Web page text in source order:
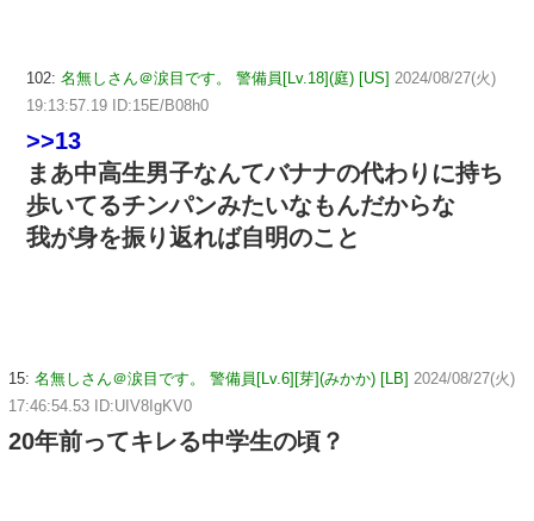
102: 名無しさん＠涙目です。 警備員[Lv.18](庭) [US] 2024/08/27(火)
19:13:57.19 ID:15E/B08h0
>>13
まあ中高生男子なんてバナナの代わりに持ち
歩いてるチンパンみたいなもんだからな
我が身を振り返れば自明のこと
15: 名無しさん＠涙目です。 警備員[Lv.6][芽](みかか) [LB] 2024/08/27(火)
17:46:54.53 ID:UIV8IgKV0
20年前ってキレる中学生の頃？